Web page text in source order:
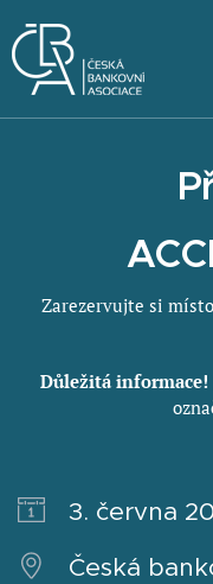
Zarezervujte si
Důležitá informace!
3. června
Česká